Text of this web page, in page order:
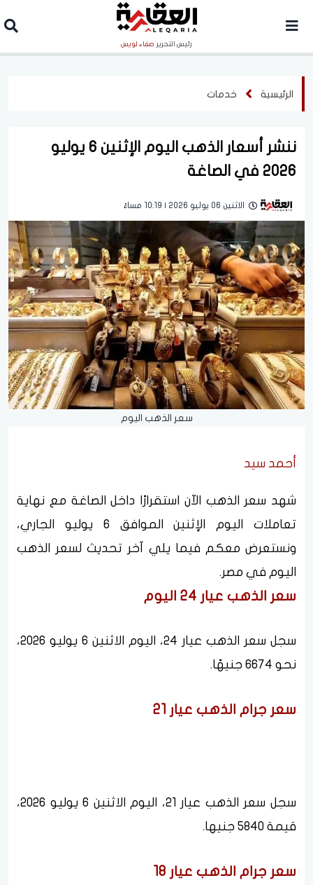
رئيس التحرير صفاء لويس
الرئيسية خدمات
ننشر أسعار الذهب اليوم الإثنين 6 يوليو
2026 في الصاغة
الاثنين 06 يوليو 2026 | 10:19 مساءً
سعر الذهب اليوم
أحمد سيد
شهد سعر الذهب الآن استقرارًا داخل الصاغة مع نهاية
تعاملات اليوم الإثنين الموافق 6 يوليو الجاري،
ونستعرض معكم فيما يلي آخر تحديث لسعر الذهب
اليوم في مصر.
سعر الذهب عيار 24 اليوم
سجل سعر الذهب عيار 24، اليوم الاثنين 6 يوليو 2026،
نحو 6674 جنيهًا.
سعر جرام الذهب عيار 21
سجل سعر الذهب عيار 21، اليوم الاثنين 6 يوليو 2026،
قيمة 5840 جنيها.
سعر جرام الذهب عيار 18